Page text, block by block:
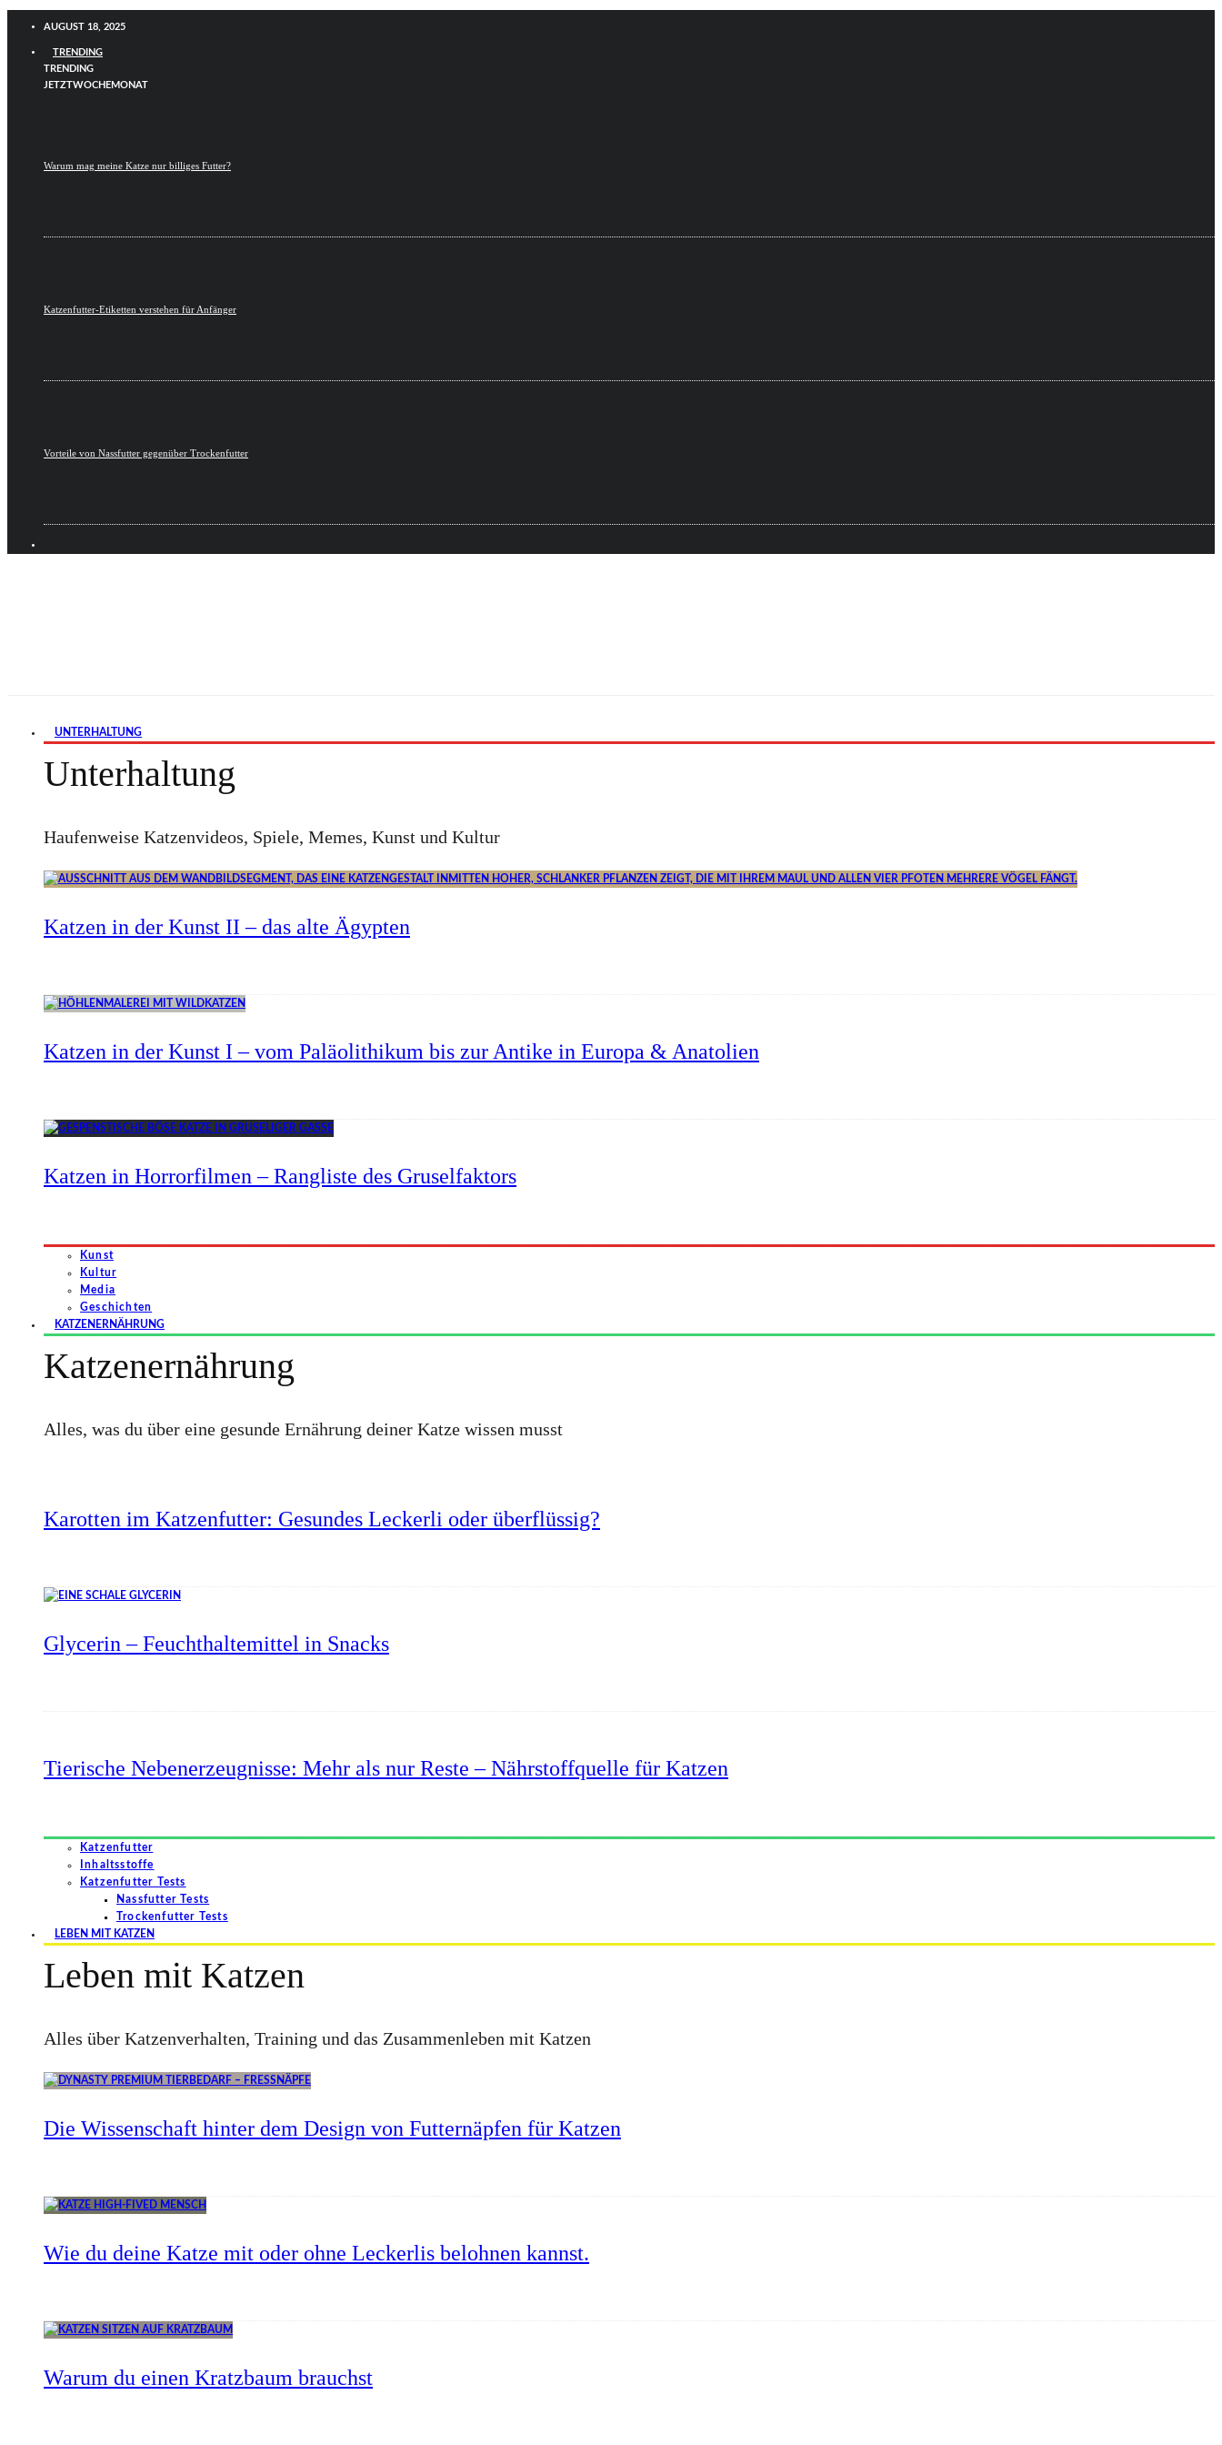
AUGUST 18, 2025
TRENDING
TRENDING
JETZTWOCHEMONAT
Warum mag meine Katze nur billiges Futter?
Katzenfutter-Etiketten verstehen für Anfänger
Vorteile von Nassfutter gegenüber Trockenfutter
UNTERHALTUNG
Unterhaltung
Haufenweise Katzenvideos, Spiele, Memes, Kunst und Kultur
Katzen in der Kunst II – das alte Ägypten
Katzen in der Kunst I – vom Paläolithikum bis zur Antike in Europa & Anatolien
Katzen in Horrorfilmen – Rangliste des Gruselfaktors
Kunst
Kultur
Media
Geschichten
KATZENERNÄHRUNG
Katzenernährung
Alles, was du über eine gesunde Ernährung deiner Katze wissen musst
Karotten im Katzenfutter: Gesundes Leckerli oder überflüssig?
Glycerin – Feuchthaltemittel in Snacks
Tierische Nebenerzeugnisse: Mehr als nur Reste – Nährstoffquelle für Katzen
Katzenfutter
Inhaltsstoffe
Katzenfutter Tests
Nassfutter Tests
Trockenfutter Tests
LEBEN MIT KATZEN
Leben mit Katzen
Alles über Katzenverhalten, Training und das Zusammenleben mit Katzen
Die Wissenschaft hinter dem Design von Futternäpfen für Katzen
Wie du deine Katze mit oder ohne Leckerlis belohnen kannst.
Warum du einen Kratzbaum brauchst